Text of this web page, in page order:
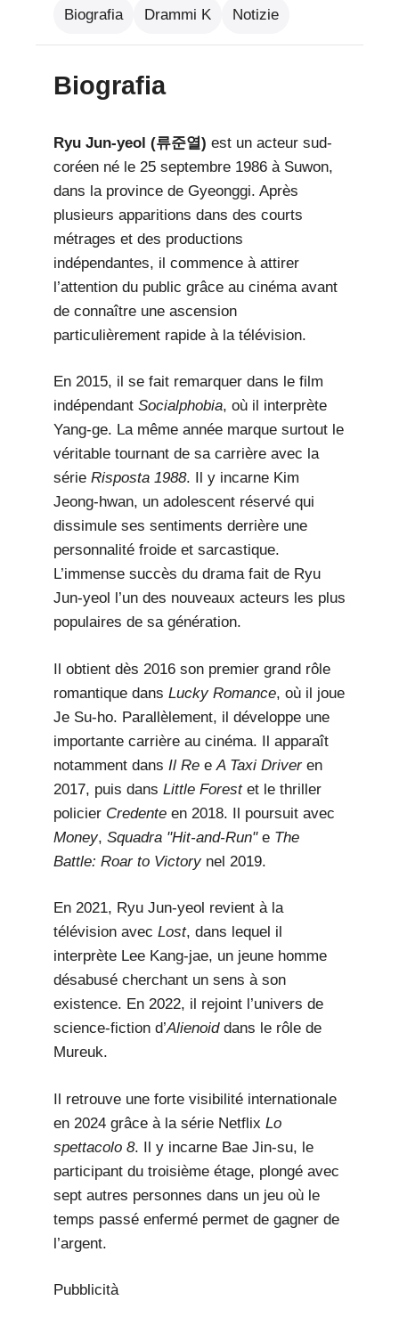
Biografia Drammi K Notizie
Biografia
Ryu Jun-yeol (류준열) est un acteur sud-
coréen né le 25 septembre 1986 à Suwon,
dans la province de Gyeonggi. Après
plusieurs apparitions dans des courts
métrages et des productions
indépendantes, il commence à attirer
l’attention du public grâce au cinéma avant
de connaître une ascension
particulièrement rapide à la télévision.
En 2015, il se fait remarquer dans le film
indépendant Socialphobia, où il interprète
Yang-ge. La même année marque surtout le
véritable tournant de sa carrière avec la
série Risposta 1988. Il y incarne Kim
Jeong-hwan, un adolescent réservé qui
dissimule ses sentiments derrière une
personnalité froide et sarcastique.
L’immense succès du drama fait de Ryu
Jun-yeol l’un des nouveaux acteurs les plus
populaires de sa génération.
Il obtient dès 2016 son premier grand rôle
romantique dans Lucky Romance, où il joue
Je Su-ho. Parallèlement, il développe une
importante carrière au cinéma. Il apparaît
notamment dans Il Re e A Taxi Driveren
2017, puis dans Little Forestet le thriller
policier Credente en 2018. Il poursuit avec
Money, Squadra "Hit-and-Run"e The
Battle: Roar to Victorynel 2019.
En 2021, Ryu Jun-yeol revient à la
télévision avec Lost, dans lequel il
interprète Lee Kang-jae, un jeune homme
désabusé cherchant un sens à son
existence. En 2022, il rejoint l’univers de
science-fiction d’Alienoiddans le rôle de
Mureuk.
Il retrouve une forte visibilité internationale
en 2024 grâce à la série Netflix Lo
spettacolo 8. Il y incarne Bae Jin-su, le
participant du troisième étage, plongé avec
sept autres personnes dans un jeu où le
temps passé enfermé permet de gagner de
l’argent.
Pubblicità